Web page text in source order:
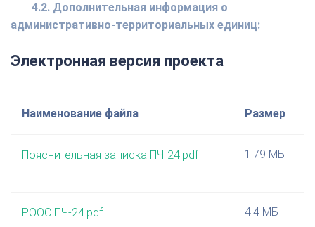
4.2. Дополнительная информация о
административно-территориальных единиц:
Электронная версия проекта
Наименование файла Размер
Пояснительная записка ПЧ-24.pdf 1.79 МБ
РООС ПЧ-24.pdf 4.4 МБ